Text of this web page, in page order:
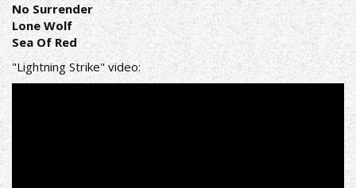
No Surrender
Lone Wolf
Sea Of Red
"Lightning Strike" video: